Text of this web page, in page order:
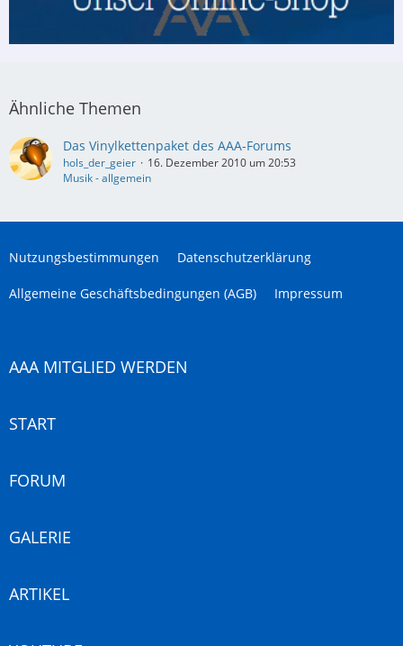
Ähnliche Themen
Das Vinylkettenpaket des AAA-Forums
hols_der_geier
16. Dezember 2010 um 20:53
Musik - allgemein
Nutzungsbestimmungen Datenschutzerklärung
Allgemeine Geschäftsbedingungen (AGB) Impressum
AAA MITGLIED WERDEN
START
FORUM
GALERIE
ARTIKEL